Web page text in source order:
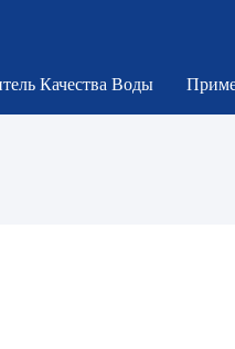
Качества Воды